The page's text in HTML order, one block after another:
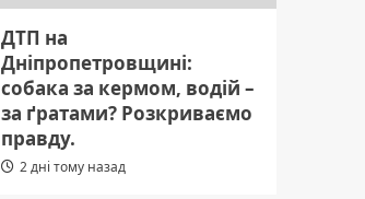
ДТП на
Дніпропетровщині:
собака за кермом, водій –
за ґратами? Розкриваємо
правду.
2 дні тому назад